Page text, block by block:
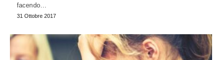
facendo…
31 Ottobre 2017